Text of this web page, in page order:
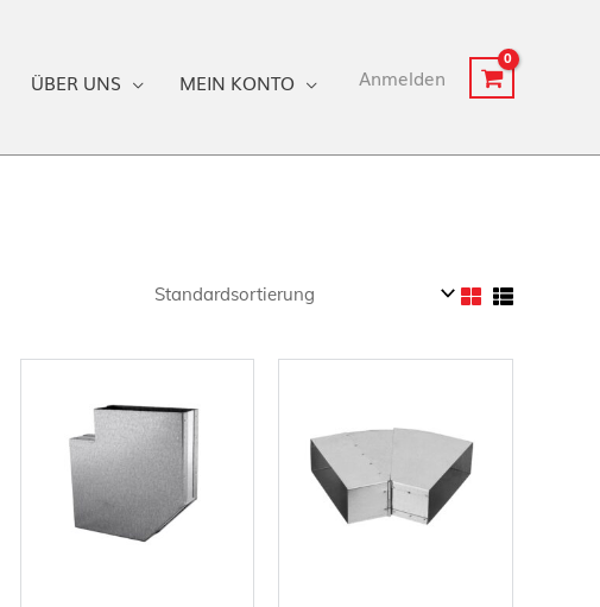
ÜBER UNS MEIN KONTO Anmelden